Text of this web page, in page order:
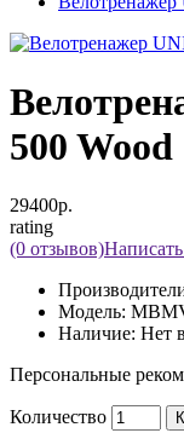
500 Wood
29400р.
rating
(0 отзывов)
Модель:
Наличие: Нет
Персональные
Количество